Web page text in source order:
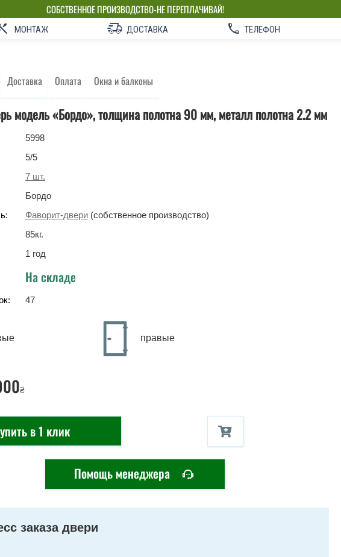
СОБСТВЕННОЕ ПРОИЗВОДСТВО-НЕ ПЕРЕПЛАЧИВАЙ!
МОНТАЖ ДОСТАВКА ТЕЛЕФОН
Доставка Оплата Окна и балконы
модель «Бордо», толщина полотна 90 мм, металл полотна 2.2 мм
5998
5/5
7 шт.
Бордо
Фаворит-двери (собственное производство)
85кг.
1 год
На складе
47
правые
₴
в 1 клик
Помощь менеджера
заказа двери